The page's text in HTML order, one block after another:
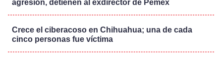
agresión, detienen al exdirector de Pemex
Crece el ciberacoso en Chihuahua; una de cada
cinco personas fue víctima